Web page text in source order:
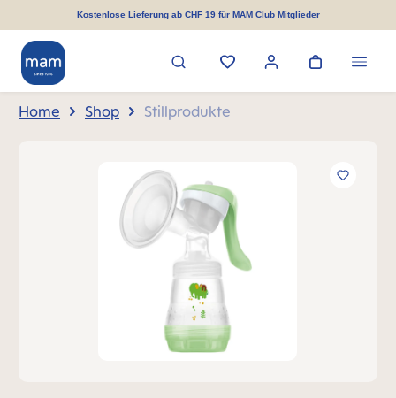
springenKostenlose Lieferung ab CHF 19 für MAM Club Mitglieder
Home Shop Stillprodukte